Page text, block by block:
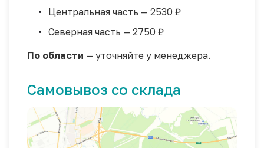
Центральная часть — 2530 ₽
Северная часть — 2750 ₽
По области — уточняйте у менеджера.
Самовывоз со склада